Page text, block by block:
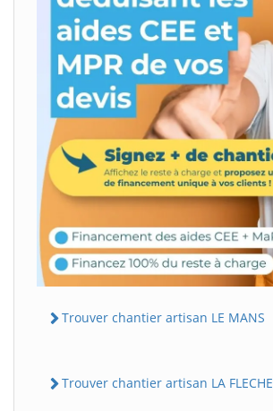
Trouver chantier artisan LE MANS
Trouver chantier artisan LA FLECHE